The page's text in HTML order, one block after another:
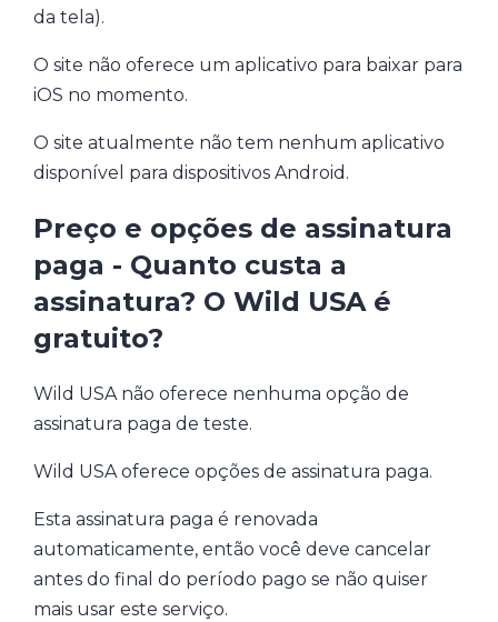
da tela).
O site não oferece um aplicativo para baixar para
iOS no momento.
O site atualmente não tem nenhum aplicativo
disponível para dispositivos Android.
Preço e opções de assinatura
paga - Quanto custa a
assinatura? O Wild USA é
gratuito?
Wild USA não oferece nenhuma opção de
assinatura paga de teste.
Wild USA oferece opções de assinatura paga.
Esta assinatura paga é renovada
automaticamente, então você deve cancelar
antes do final do período pago se não quiser
mais usar este serviço.